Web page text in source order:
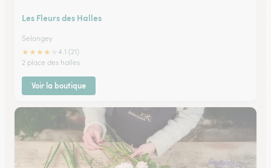
Les Fleurs des Halles
Selongey
★★★★
4.1 (21)
2 place des halles
Voir la boutique